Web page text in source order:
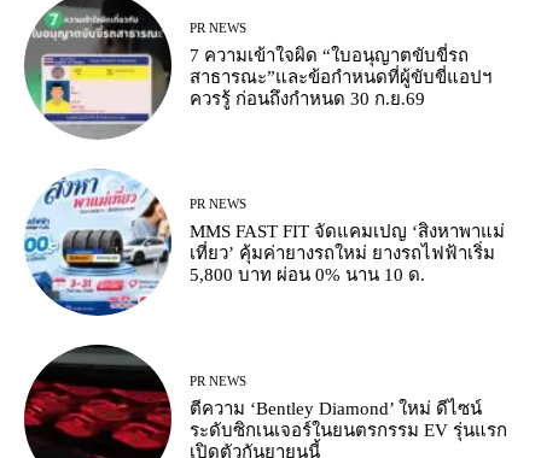
PR NEWS
7 ความเข้าใจผิด “ใบอนุญาตขับขี่รถ
สาธารณะ”และข้อกำหนดที่ผู้ขับขี่แอปฯ
ควรรู้ ก่อนถึงกำหนด 30 ก.ย.69
PR NEWS
MMS FAST FIT จัดแคมเปญ ‘สิงหาพาแม่
เที่ยว’ คุ้มค่ายางรถใหม่ ยางรถไฟฟ้าเริ่ม
5,800 บาท ผ่อน 0% นาน 10 ด.
PR NEWS
ตีความ ‘Bentley Diamond’ ใหม่ ดีไซน์
ระดับซิกเนเจอร์ในยนตรกรรม EV รุ่นแรก
เปิดตัวกันยายนนี้